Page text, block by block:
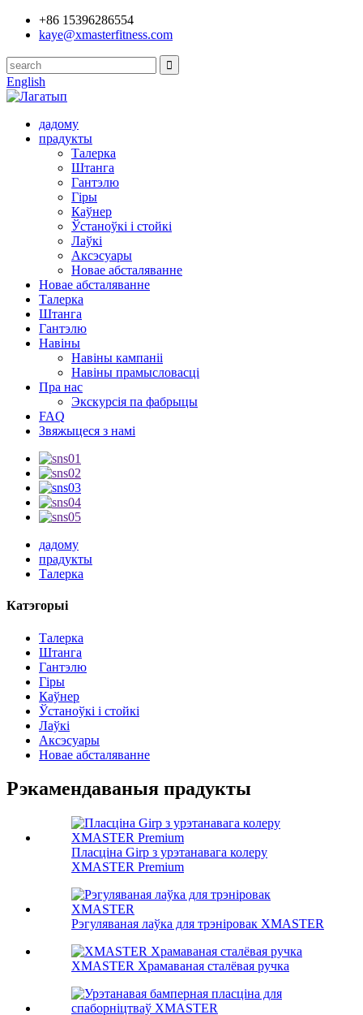
+86 15396286554
kaye@xmasterfitness.com
English
дадому
прадукты
Талерка
Штанга
Гантэлю
Гіры
Каўнер
Ўстаноўкі і стойкі
Лаўкі
Аксэсуары
Новае абсталяванне
Новае абсталяванне
Талерка
Штанга
Гантэлю
Навіны
Навіны кампаніі
Навіны прамысловасці
Пра нас
Экскурсія па фабрыцы
FAQ
Звяжыцеся з намі
дадому
прадукты
Талерка
Катэгорыі
Талерка
Штанга
Гантэлю
Гіры
Каўнер
Ўстаноўкі і стойкі
Лаўкі
Аксэсуары
Новае абсталяванне
Рэкамендаваныя прадукты
Пласціна Girp з урэтанавага колеру
XMASTER Premium
Рэгуляваная лаўка для трэніровак XMASTER
XMASTER Храмаваная сталёвая ручка